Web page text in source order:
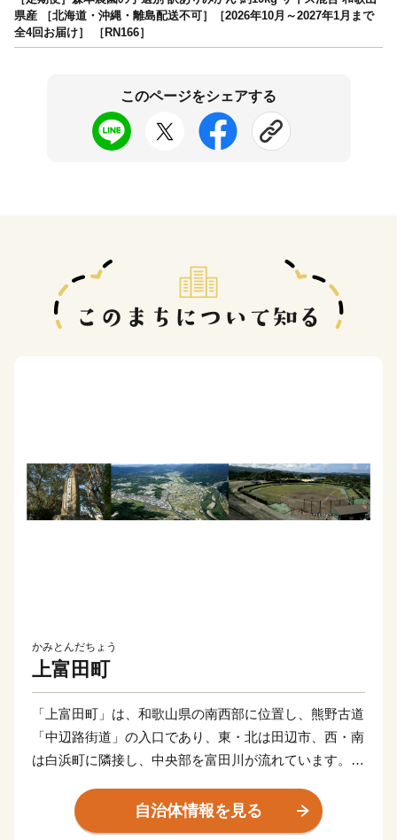
県産 ［北海道・沖縄・離島配送不可］［2026年10月～2027年1月まで
全4回お届け］ ［RN166］
このページをシェアする
かみとんだちょう
上富田町
「上富田町」は、和歌山県の南西部に位置し、熊野古道
「中辺路街道」の入口であり、東・北は田辺市、西・南
は白浜町に隣接し、中央部を富田川が流れています。気
自治体情報を見る